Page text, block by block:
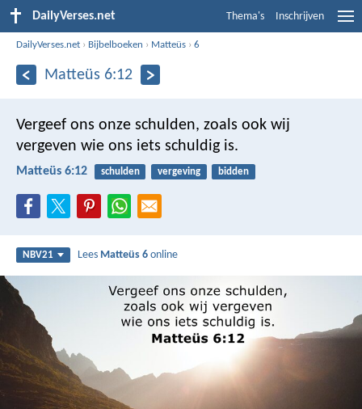
DailyVerses.net Thema's Inschrijven
DailyVerses.net › Bijbelboeken › Matteüs ›6
Matteüs 6:12
Vergeef ons onze schulden, zoals ook wij
vergeven wie ons iets schuldig is.
Matteüs 6:12 schulden vergeving bidden
NBV21 Lees Matteüs 6 online